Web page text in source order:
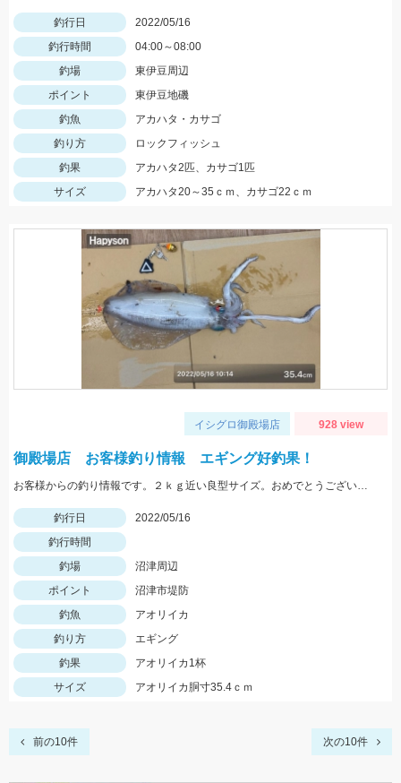
釣行日
2022/05/16
釣行時間
04:00～08:00
釣場
東伊豆周辺
ポイント
東伊豆地磯
釣魚
アカハタ・カサゴ
釣り方
ロックフィッシュ
釣果
アカハタ2匹、カサゴ1匹
サイズ
アカハタ20～35ｃｍ、カサゴ22ｃｍ
イシグロ御殿場店 928 view
御殿場店 お客様釣り情報 エギング好釣果！
お客様からの釣り情報です。２ｋｇ近い良型サイズ。おめでとうございます。
釣行日
2022/05/16
釣行時間
釣場
沼津周辺
ポイント
沼津市堤防
釣魚
アオリイカ
釣り方
エギング
釣果
アオリイカ1杯
サイズ
アオリイカ胴寸35.4ｃｍ
前の10件 次の10件